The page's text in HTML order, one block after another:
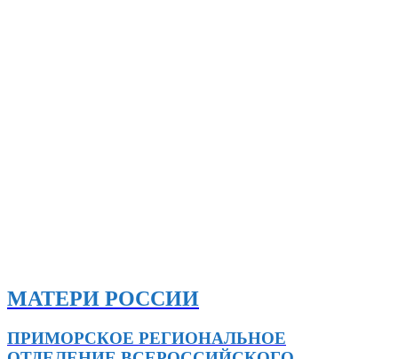
МАТЕРИ РОССИИ
ПРИМОРСКОЕ РЕГИОНАЛЬНОЕ